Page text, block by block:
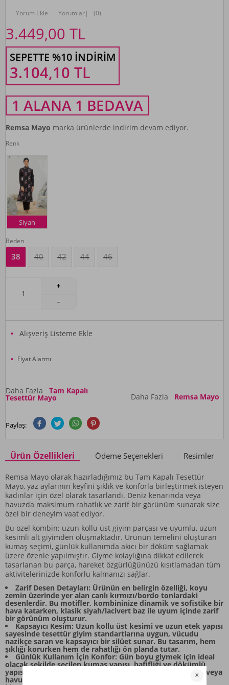
Yorum Ekle Yorumlar| (0)
3.449,00 TL
SEPETTE %10 İNDIRIM
3.104,10 TL
1 ALANA 1 BEDAVA
Remsa Mayo marka ürünlerde indirim devam ediyor.
Renk
Siyah
Beden
38 40 42 44 46
Alışveriş Listeme Ekle
Fiyat Alarmı
Daha Fazla Tam Kapalı
Tesettür Mayo Daha Fazla Remsa Mayo
Paylaş:
Ürün Özellikleri Ödeme Seçenekleri Resimler
Remsa Mayo olarak hazırladığımız bu Tam Kapalı Tesettür
Mayo, yaz aylarının keyfini şıklık ve konforla birleştirmek isteyen
kadınlar için özel olarak tasarlandı. Deniz kenarında veya
havuzda maksimum rahatlık ve zarif bir görünüm sunarak size
özel bir deneyim vaat ediyor.
Bu özel kombin; uzun kollu üst giyim parçası ve uyumlu, uzun
kesimli alt giyimden oluşmaktadır. Ürünün temelini oluşturan
kumaş seçimi, günlük kullanımda akıcı bir döküm sağlamak
üzere özenle yapılmıştır. Giyme kolaylığına dikkat edilerek
tasarlanan bu parça, hareket özgürlüğünüzü kısıtlamadan tüm
aktivitelerinizde konforlu kalmanızı sağlar.
Zarif Desen Detayları: Ürünün en belirgin özelliği, koyu
zemin üzerinde yer alan canlı kırmızı/bordo tonlardaki
desenlerdir. Bu motifler, kombininize dinamik ve sofistike bir
hava katarken, klasik siyah/lacivert baz ile uyum içinde zarif
bir görünüm oluşturur.
Kapsayıcı Kesim: Uzun kollu üst kesimi ve uzun etek yapısı
sayesinde tesettür giyim standartlarına uygun, vücudu
nazikçe saran ve kapsayıcı bir silüet sunar. Bu tasarım, hem
şıklığı korurken hem de rahatlığı ön planda tutar.
Günlük Kullanım İçin Konfor: Gün boyu giymek için ideal
olacak şekilde seçilen kumaş yapısı, hafifliği ve dökümlü
yapısıyla yaz mevsiminin sıcaklarına uyum sağlar. Plajda veya
havuz kenarında geçirilecek zamanlarda bile rahat